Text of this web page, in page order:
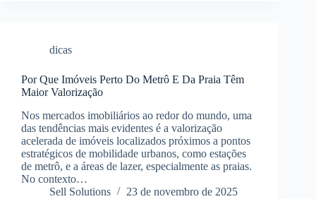
dicas
Por Que Imóveis Perto Do Metrô E Da Praia Têm
Maior Valorização
Nos mercados imobiliários ao redor do mundo, uma
das tendências mais evidentes é a valorização
acelerada de imóveis localizados próximos a pontos
estratégicos de mobilidade urbanos, como estações
de metrô, e a áreas de lazer, especialmente as praias.
No contexto…
Sell Solutions
23 de novembro de 2025